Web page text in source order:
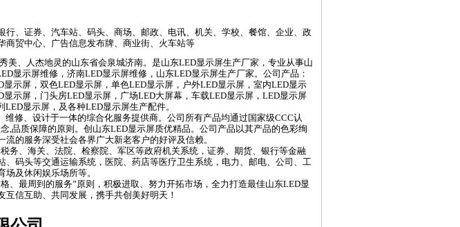
行、证券、汽车站、码头、商场、邮政、电讯、机关、学校、餐馆、企业、政
商贸中心、广告信息发布牌、商业街、火车站等
美、人杰地灵的山东省会泉城济南。是山东LED显示屏生产厂家，专业从事山
显示屏维修，济南LED显示屏维修，山东LED显示屏生产厂家。公司产品：
示屏，双色LED显示屏，单色LED显示屏，户外LED显示屏，室内LED显示
示屏，门头房LED显示屏，广场LED大屏幕，车载LED显示屏，LED显示屏
显示屏，及各种LED显示屏生产配件。
修、设计于一体的综合化服务提供商。公司所有产品均通过国家级CCC认
,品质保障的原则。创山东LED显示屏质优精品。公司产品以其产品的色彩绚
的服务深受社会各界广大新老客户的好评及信赖。
、海关、法院、检察院、军区等政府机关系统，证券、期货、银行等金融
、码头等交通运输系统，医院、药店等医疗卫生系统，电力、邮电、公司、工
及休闲娱乐场所等。
、最周到的服务”原则，积极进取、努力开拓市场，全力打造最佳山东LED显
信互助、共同发展，携手共创美好明天！